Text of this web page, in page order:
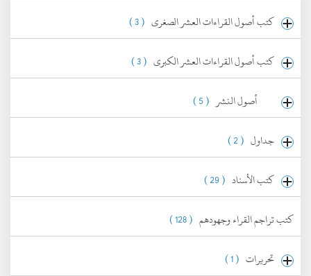
كتب أصول القراءات العشر الصغرى ( 3 )
كتب أصول القراءات العشر الكبرى ( 3 )
أصول النشر ( 5 )
جداول ( 2 )
كتب الأسناد ( 29 )
كتب تراجم القراء وجهودهم ( 128 )
تحريرات ( 1 )